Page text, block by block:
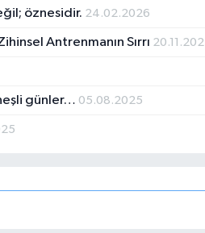
öznesidir. 24.02.2026
Antrenmanın Sırrı
günler… 05.08.2025